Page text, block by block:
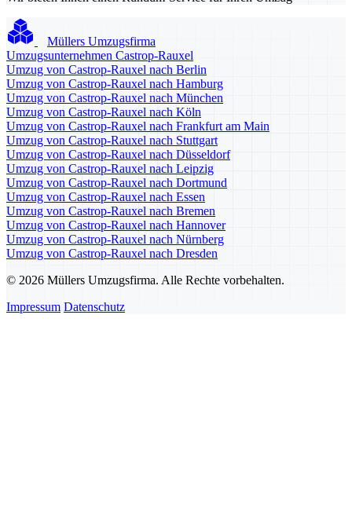
Müllers Umzugsfirma
Umzugsunternehmen Castrop-Rauxel
Umzug von Castrop-Rauxel nach Berlin
Umzug von Castrop-Rauxel nach Hamburg
Umzug von Castrop-Rauxel nach München
Umzug von Castrop-Rauxel nach Köln
Umzug von Castrop-Rauxel nach Frankfurt am Main
Umzug von Castrop-Rauxel nach Stuttgart
Umzug von Castrop-Rauxel nach Düsseldorf
Umzug von Castrop-Rauxel nach Leipzig
Umzug von Castrop-Rauxel nach Dortmund
Umzug von Castrop-Rauxel nach Essen
Umzug von Castrop-Rauxel nach Bremen
Umzug von Castrop-Rauxel nach Hannover
Umzug von Castrop-Rauxel nach Nürnberg
Umzug von Castrop-Rauxel nach Dresden
© 2026 Müllers Umzugsfirma. Alle Rechte vorbehalten.
Impressum Datenschutz